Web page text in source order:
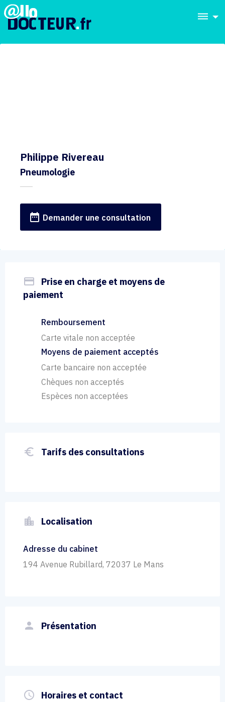
dehaze
Philippe Rivereau
Pneumologie
date_range Demander une consultation
payment
Prise en charge et moyens de
paiement
Remboursement
Carte vitale non acceptée
Moyens de paiement acceptés
Carte bancaire non acceptée
Chèques non acceptés
Espèces non acceptées
euro_symbol Tarifs des consultations
location_city Localisation
Adresse du cabinet
194 Avenue Rubillard, 72037 Le Mans
person Présentation
query_builder Horaires et contact